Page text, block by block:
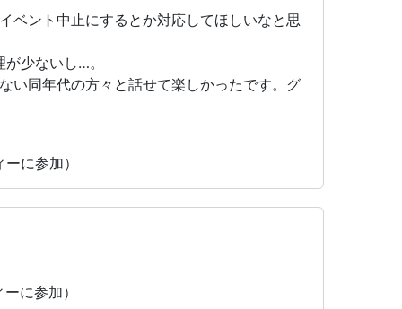
ベント中止にするとか対応してほしいなと思
少ないし…。
い同年代の方々と話せて楽しかったです。グ
に参加）
に参加）